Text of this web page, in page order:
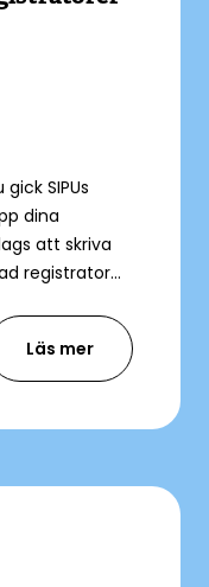
SIPUs
dina
att skriva
registrator
Läs mer